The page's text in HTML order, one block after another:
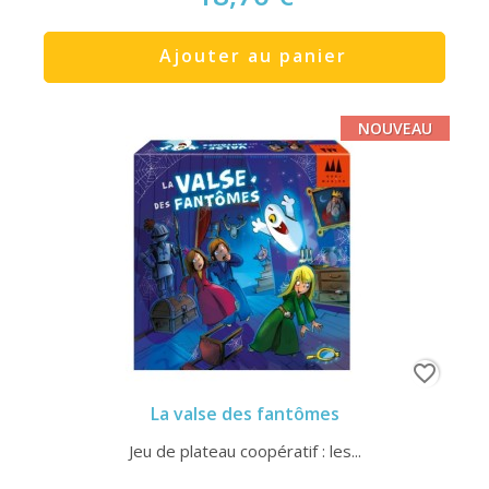
Ajouter au panier
La valse des fantômes
Jeu de plateau coopératif : les...
NOUVEAU
favorite_border